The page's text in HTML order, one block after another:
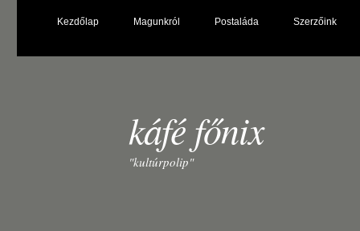
Kezdőlap Magunkról Postaláda Szerzőink
káfé főnix
"kultúrpolip"